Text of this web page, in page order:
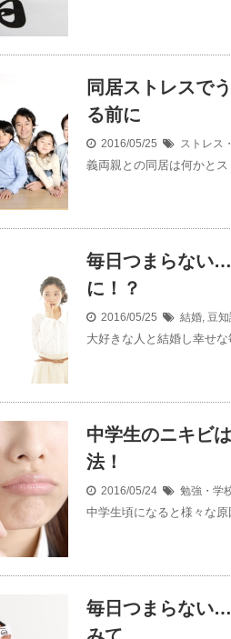
同居ストレスで
る前に
2016/05/25 ストレス
義両親との同居は何かと
毎日つまらない
に！？
2016/05/25 結婚 豆知
大好きな人と結婚し幸せ
中学生のニキビ
法！
2016/05/24 勉強・学
中学生頃になると様々な
毎日つまらない